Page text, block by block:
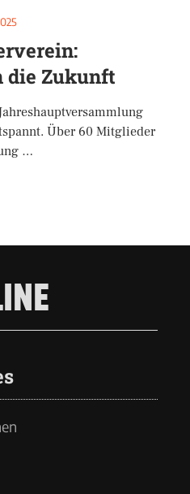
die Zukunft
Über 60 Mitglieder
…